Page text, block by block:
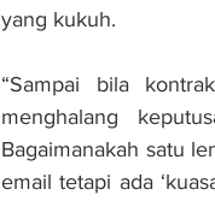
yang kukuh.
“Sampai bila
menghalang
Bagaimanakah satu
email tetapi ada